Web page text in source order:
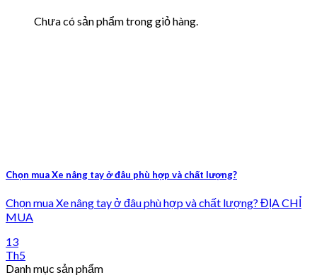
Chưa có sản phẩm trong giỏ hàng.
Chọn mua Xe nâng tay ở đâu phù hợp và chất lượng?
Chọn mua Xe nâng tay ở đâu phù hợp và chất lượng? ĐỊA CHỈ
MUA
13
Th5
Danh mục sản phẩm